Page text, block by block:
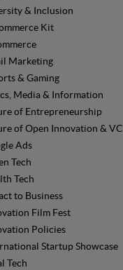
& Inclusion
Kit
Marketing
& Gaming
Media & Information
of Entrepreneurship
of Open Innovation & VC
Ads
Tech
Tech
to Business
Film Fest
Policies
Startup Showcase
Tech